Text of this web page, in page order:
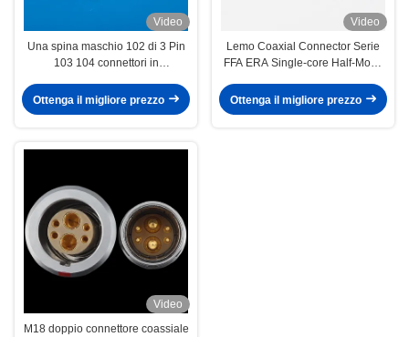
Video
Una spina maschio 102 di 3 Pin
103 104 connettori in
dimensione multi compatibile
Ottenga il migliore prezzo
Video
Lemo Coaxial Connector Serie
FFA ERA Single-core Half-Moon
Ottenga il migliore prezzo
Video
M18 doppio connettore coassiale